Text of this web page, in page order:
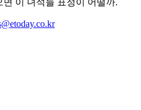
이 녀석들 표정이 어떨까.